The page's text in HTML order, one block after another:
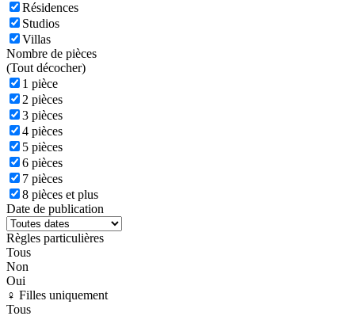
Résidences
Studios
Villas
Nombre de pièces
(Tout décocher)
1 pièce
2 pièces
3 pièces
4 pièces
5 pièces
6 pièces
7 pièces
8 pièces et plus
Date de publication
Règles particulières
Tous
Non
Oui
♀️ Filles uniquement
Tous